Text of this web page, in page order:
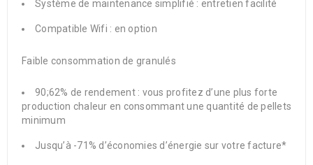
Système de maintenance simplifié : entretien facilité
Compatible Wifi : en option
Faible consommation de granulés
90;62% de rendement : vous profitez d’une plus forte
production chaleur en consommant une quantité de pellets
minimum
Jusqu’à -71% d’économies d’énergie sur votre facture*